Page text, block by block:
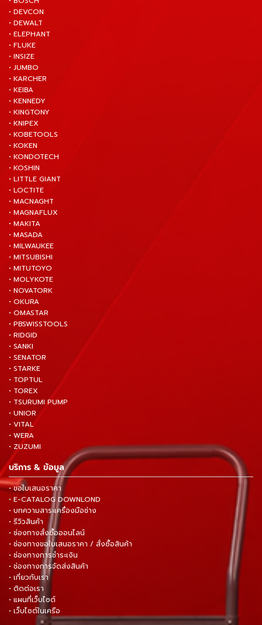
• DEVCON
• DEWALT
• ELEPHANT
• FLUKE
• INSIZE
• JUMBO
• KARCHER
• KEIBA
• KENNEDY
• KINGTONY
• KNIPEX
• KOBETOOLS
• KOKEN
• KONDOTECH
• KOSHIN
• LITTLE GIANT
• LOCTITE
• MACNAGHT
• MAGNAFLUX
• MAKITA
• MASADA
• MILWAUKEE
• MITSUBISHI
• MITUTOYO
• MOLYKOTE
• NOVATORK
• OKURA
• OMASTAR
• PBSWISSTOOLS
• RIDGID
• SANKI
• SENATOR
• STARKE
• TOPTUL
• TOREX
• TSURUMI PUMP
• UNIOR
• VITAL
• WERA
• ZUZUMI
บริการ & ข้อมูล
• ขอใบเสนอราคา
• E-CATALOG DOWNLOND
• บทความสาระเครื่องมือช่าง
• รีวิวสินค้า
• ช่องทางสั่งซื้อออนไลน์
• ช่องทางขอใบเสนอราคา / สั่งซื้อสินค้า
• ช่องทางการชำระเงิน
• ช่องทางการจัดส่งสินค้า
• เกี่ยวกับเรา
• ติดต่อเรา
• แผนที่เว็บไซต์
• เว็บไซต์ในเครือ